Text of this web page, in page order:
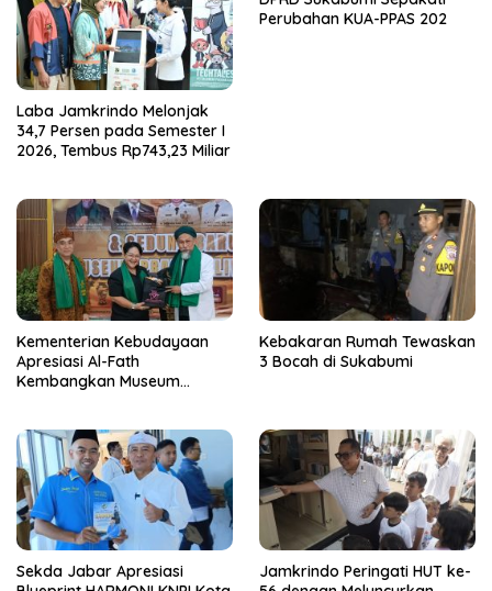
Laba Jamkrindo Melonjak
34,7 Persen pada Semester I
2026, Tembus Rp743,23 Miliar
Perubahan KUA-PPAS 202
Kementerian Kebudayaan
Apresiasi Al-Fath
Kembangkan Museum
Kebakaran Rumah Tewaskan
3 Bocah di Sukabumi
Sekda Jabar Apresiasi
Jamkrindo Peringati HUT ke-